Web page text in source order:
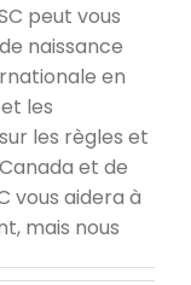
peut vous
naissance
en
les
les règles et
et de
vous aidera à
mais nous